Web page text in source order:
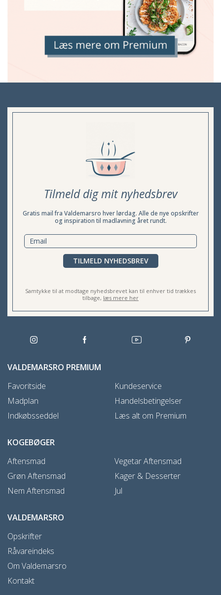
Tilmeld dig mit nyhedsbrev
Gratis mail fra Valdemarsro hver lørdag. Alle de nye opskrifter
og inspiration til madlavning året rundt.
TILMELD NYHEDSBREV
Samtykke til at modtage nyhedsbrevet kan til enhver tid trækkes
tilbage, læs mere her
VALDEMARSRO PREMIUM
Favoritside
Madplan
Indkøbsseddel
Kundeservice
Handelsbetingelser
Læs alt om Premium
KOGEBØGER
Aftensmad
Grøn Aftensmad
Nem Aftensmad
Vegetar Aftensmad
Kager & Desserter
Jul
VALDEMARSRO
Opskrifter
Råvareindeks
Om Valdemarsro
Kontakt